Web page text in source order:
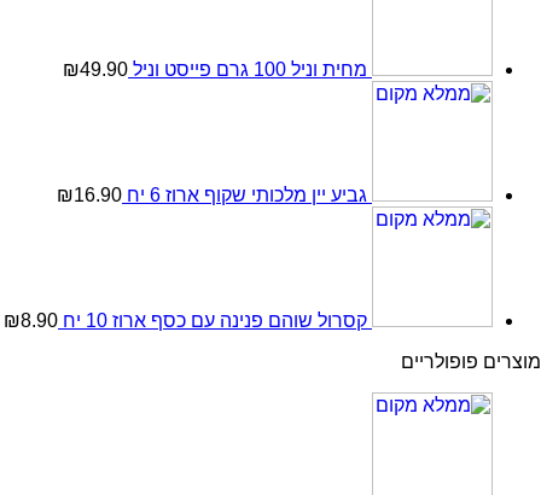
מחית וניל 100 גרם פייסט וניל ₪49.90
גביע יין מלכותי שקוף ארוז 6 יח ₪16.90
קסרול שוהם פנינה עם כסף ארוז 10 יח ₪8.90
מוצרים פופולריים